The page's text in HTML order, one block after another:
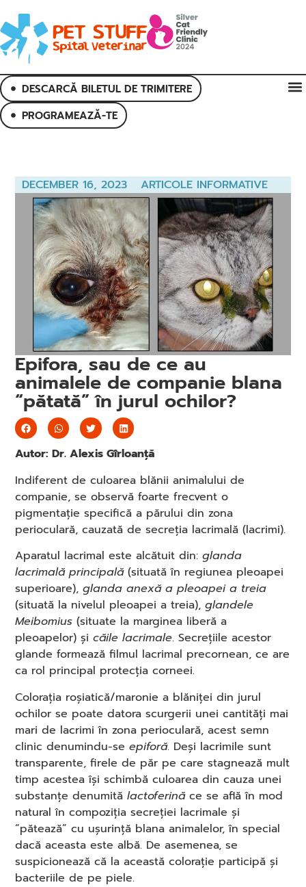
DESCARCĂ BILETUL DE TRIMITERE
PROGRAMEAZĂ-TE
DECEMBER 16, 2023 ARTICOLE INFORMATIVE
Epifora, sau de ce au
animalele de companie blana
“pătată” în jurul ochilor?
Autor: Dr. Alexis Gîrloanță
Indiferent de culoarea blănii animalului de
companie, se observă foarte frecvent o
pigmentație specifică a părului din zona
perioculară, cauzată de secreția lacrimală (lacrimi).
Aparatul lacrimal este alcătuit din:glanda
lacrimală principală(situată în regiunea pleoapei
superioare),glanda anexă a pleoapei a treia
(situată la nivelul pleoapei a treia),glandele
Meibomius (situate la marginea liberă a
pleoapelor) șicăile lacrimale. Secrețiile acestor
glande formează filmul lacrimal precornean, ce are
ca rol principal protecția corneei.
Colorația roșiatică/maronie a blăniței din jurul
ochilor se poate datora scurgerii unei cantități mai
mari de lacrimi în zona perioculară, acest semn
clinic denumindu-seepiforă. Deși lacrimile sunt
transparente, firele de păr pe care stagnează mult
timp acestea își schimbă culoarea din cauza unei
substanțe denumitălactoferinăce se află în mod
natural în compoziția secreției lacrimale și
“pătează” cu ușurință blana animalelor, în special
dacă aceasta este albă. De asemenea, se
suspicionează că la această colorație participă și
bacteriile de pe piele.